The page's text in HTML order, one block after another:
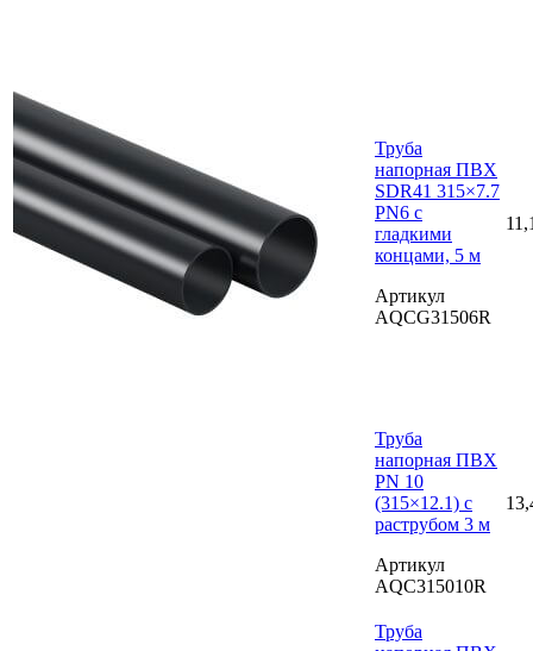
Труба
напорная ПВХ
SDR41 315×7.7
PN6 с
гладкими
концами, 5 м
Артикул
AQCG31506R
Труба
напорная ПВХ
PN 10
(315×12.1) с
раструбом 3 м
Артикул
AQC315010R
Труба